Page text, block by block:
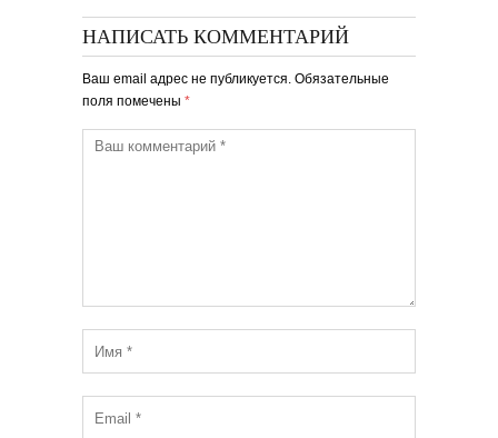
НАПИСАТЬ КОММЕНТАРИЙ
Ваш email адрес не публикуется. Обязательные
поля помечены *